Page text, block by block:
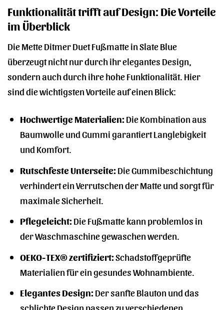
Funktionalität trifft auf Design: Die Vorteile
im Überblick
Die Mette Ditmer Duet Fußmatte in Slate Blue
überzeugt nicht nur durch ihr elegantes Design,
sondern auch durch ihre hohe Funktionalität. Hier
sind die wichtigsten Vorteile auf einen Blick:
Hochwertige Materialien:Die Kombination aus
Baumwolle und Gummi garantiert Langlebigkeit
und Komfort.
Rutschfeste Unterseite:Die Gummibeschichtung
verhindert ein Verrutschen der Matte und sorgt für
maximale Sicherheit.
Pflegeleicht:Die Fußmatte kann problemlos in
der Waschmaschine gewaschen werden.
OEKO-TEX® zertifiziert:Schadstoffgeprüfte
Materialien für ein gesundes Wohnambiente.
Elegantes Design:Der sanfte Blauton und das
schlichte Design passen zu verschiedenen